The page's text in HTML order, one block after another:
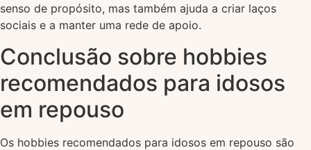
senso de propósito, mas também ajuda a criar laços
sociais e a manter uma rede de apoio.
Conclusão sobre hobbies
recomendados para idosos
em repouso
Os hobbies recomendados para idosos em repouso são